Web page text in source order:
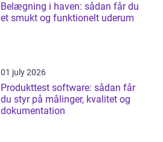
Belægning i haven: sådan får du
et smukt og funktionelt uderum
01 july 2026
Produkttest software: sådan får
du styr på målinger, kvalitet og
dokumentation